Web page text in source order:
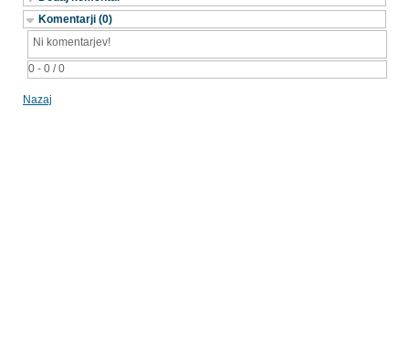
Komentarji (0)
0 - 0 / 0
Ni komentarjev!
Nazaj